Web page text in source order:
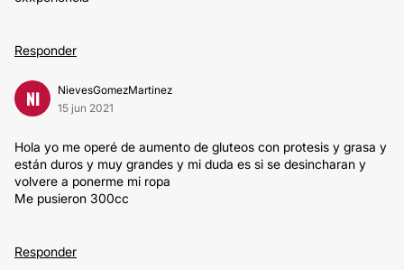
Responder
NI
NievesGomezMartinez
15 jun 2021
Hola yo me operé de aumento de gluteos con protesis y grasa y
están duros y muy grandes y mi duda es si se desincharan y
volvere a ponerme mi ropa
Me pusieron 300cc
Responder